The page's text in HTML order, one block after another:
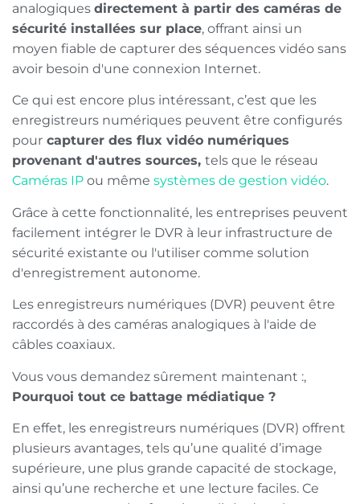
analogiques directement à partir des caméras de
sécurité installées sur place, offrant ainsi un
moyen fiable de capturer des séquences vidéo sans
avoir besoin d'une connexion Internet.
Ce qui est encore plus intéressant, c’est que les
enregistreurs numériques peuvent être configurés
pour capturer des flux vidéo numériques
provenant d'autres sources, tels que le réseau
Caméras IP ou même systèmes de gestion vidéo.
Grâce à cette fonctionnalité, les entreprises peuvent
facilement intégrer le DVR à leur infrastructure de
sécurité existante ou l'utiliser comme solution
d'enregistrement autonome.
Les enregistreurs numériques (DVR) peuvent être
raccordés à des caméras analogiques à l'aide de
câbles coaxiaux.
Vous vous demandez sûrement maintenant :,
Pourquoi tout ce battage médiatique ?
En effet, les enregistreurs numériques (DVR) offrent
plusieurs avantages, tels qu’une qualité d’image
supérieure, une plus grande capacité de stockage,
ainsi qu’une recherche et une lecture faciles. Ce